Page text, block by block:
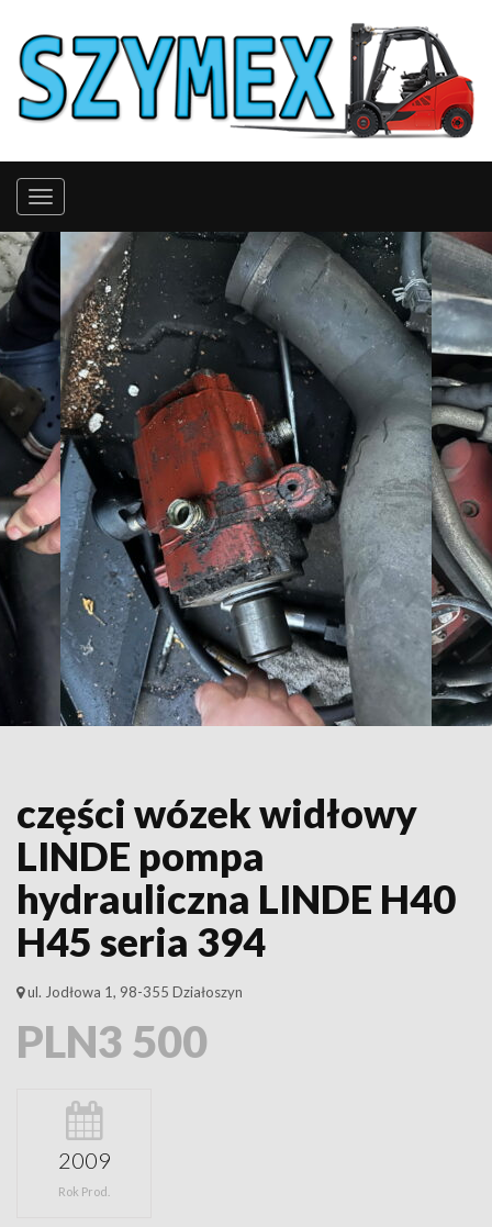
części wózek widłowy
LINDE pompa
hydrauliczna LINDE H40
H45 seria 394
ul. Jodłowa 1, 98-355 Działoszyn
PLN3 500
2009
Rok Prod.